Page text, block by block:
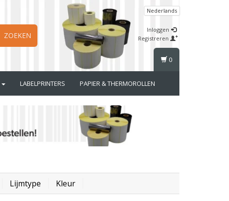
ZOEKEN
Nederlands
Inloggen
Registreren
LABELPRINTERS PAPIER & THERMOROLLEN
0
Lijmtype Kleur